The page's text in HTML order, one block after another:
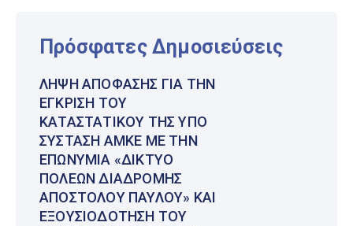
Πρόσφατες Δημοσιεύσεις
ΛΉΨΗ ΑΠΌΦΑΣΗΣ ΓΙΑ ΤΗΝ
ΈΓΚΡΙΣΗ ΤΟΥ
ΚΑΤΑΣΤΑΤΙΚΟΎ ΤΗΣ ΥΠΌ
ΣΎΣΤΑΣΗ ΑΜΚΕ ΜΕ ΤΗΝ
ΕΠΩΝΥΜΊΑ «ΔΊΚΤΥΟ
ΠΌΛΕΩΝ ΔΙΑΔΡΟΜΉΣ
ΑΠΟΣΤΌΛΟΥ ΠΑΎΛΟΥ» ΚΑΙ
ΕΞΟΥΣΙΟΔΌΤΗΣΗ ΤΟΥ